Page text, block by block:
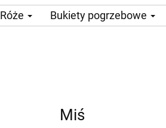
Róże Bukiety pogrzebowe
Miś